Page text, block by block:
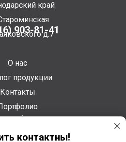
903-81-41
О нас
продукции
Контакты
край
д.7
на сайте представлена в
Все подробности по
контактны!